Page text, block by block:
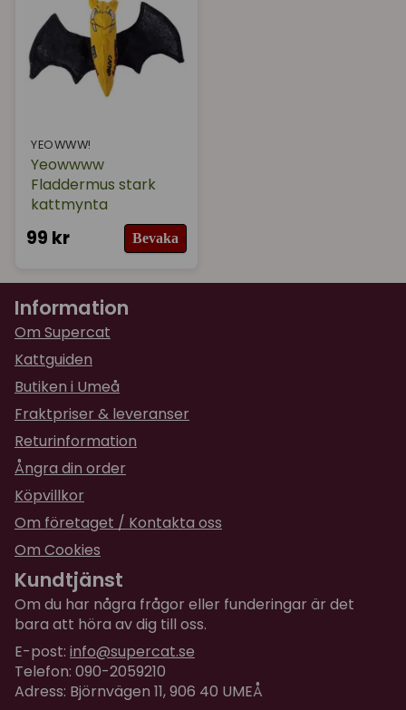
YEOWWW!
Yeowwww
Fladdermus stark
kattmynta
99 kr Bevaka
Information
Om Supercat
Kattguiden
Butiken i Umeå
Fraktpriser & leveranser
Returinformation
Ångra din order
Köpvillkor
Om företaget / Kontakta oss
Om Cookies
Kundtjänst
Om du har några frågor eller funderingar är det
bara att höra av dig till oss.
E-post: info@supercat.se
Telefon: 090-2059210
Adress: Björnvägen 11, 906 40 UMEÅ